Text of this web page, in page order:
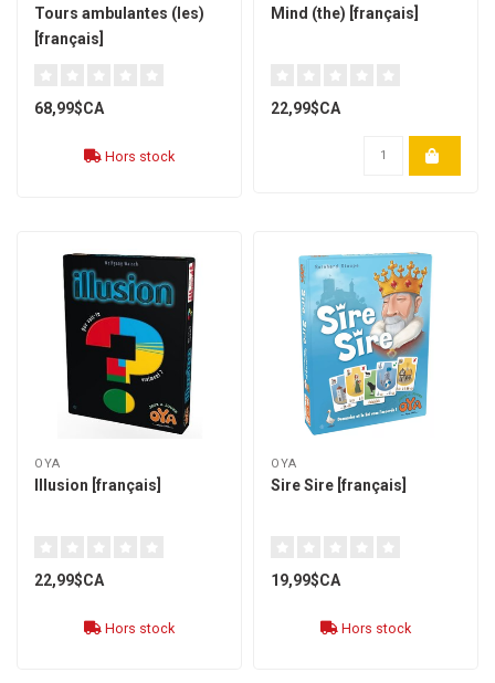
Tours ambulantes (les)
[français]
68,99$CA
Hors stock
Mind (the) [français]
22,99$CA
OYA
Illusion [français]
22,99$CA
Hors stock
OYA
Sire Sire [français]
19,99$CA
Hors stock